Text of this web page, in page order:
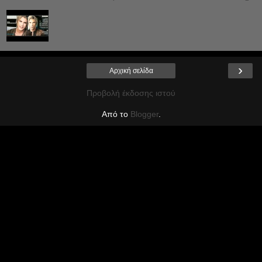
›
Αρχική σελίδα
Προβολή έκδοσης ιστού
Από το Blogger.